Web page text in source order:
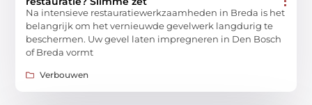
Na intensieve restauratiewerkzaamheden in Breda is het
belangrijk om het vernieuwde gevelwerk langdurig te
beschermen. Uw gevel laten impregneren in Den Bosch
of Breda vormt
Verbouwen